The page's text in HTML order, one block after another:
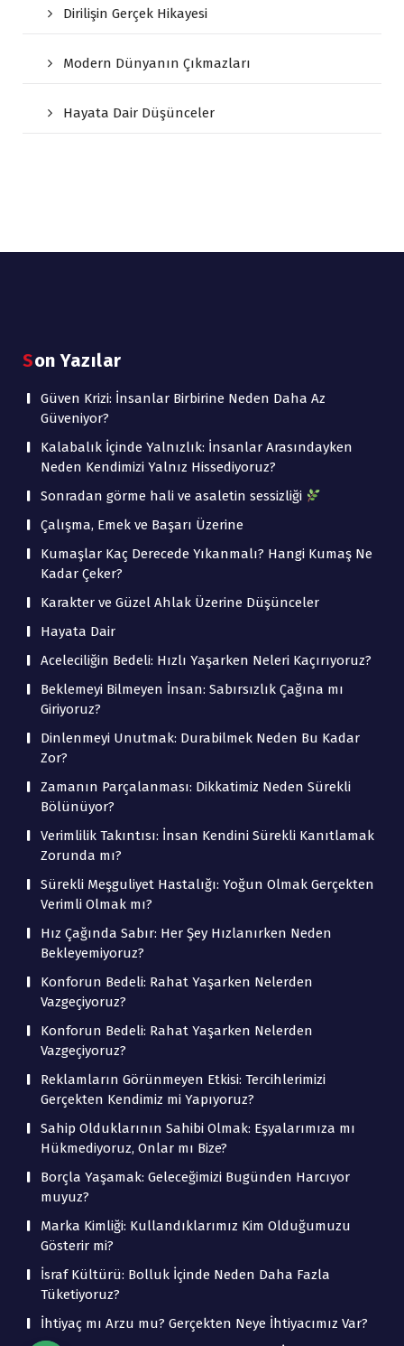
Dirilişin Gerçek Hikayesi
Modern Dünyanın Çıkmazları
Hayata Dair Düşünceler
Son Yazılar
Güven Krizi: İnsanlar Birbirine Neden Daha Az
Güveniyor?
Kalabalık İçinde Yalnızlık: İnsanlar Arasındayken
Neden Kendimizi Yalnız Hissediyoruz?
Sonradan görme hali ve asaletin sessizliği
Çalışma, Emek ve Başarı Üzerine
Kumaşlar Kaç Derecede Yıkanmalı? Hangi Kumaş Ne
Kadar Çeker?
Karakter ve Güzel Ahlak Üzerine Düşünceler
Hayata Dair
Aceleciliğin Bedeli: Hızlı Yaşarken Neleri Kaçırıyoruz?
Beklemeyi Bilmeyen İnsan: Sabırsızlık Çağına mı
Giriyoruz?
Dinlenmeyi Unutmak: Durabilmek Neden Bu Kadar
Zor?
Zamanın Parçalanması: Dikkatimiz Neden Sürekli
Bölünüyor?
Verimlilik Takıntısı: İnsan Kendini Sürekli Kanıtlamak
Zorunda mı?
Sürekli Meşguliyet Hastalığı: Yoğun Olmak Gerçekten
Verimli Olmak mı?
Hız Çağında Sabır: Her Şey Hızlanırken Neden
Bekleyemiyoruz?
Konforun Bedeli: Rahat Yaşarken Nelerden
Vazgeçiyoruz?
Konforun Bedeli: Rahat Yaşarken Nelerden
Vazgeçiyoruz?
Reklamların Görünmeyen Etkisi: Tercihlerimizi
Gerçekten Kendimiz mi Yapıyoruz?
Sahip Olduklarının Sahibi Olmak: Eşyalarımıza mı
Hükmediyoruz, Onlar mı Bize?
Borçla Yaşamak: Geleceğimizi Bugünden Harcıyor
muyuz?
Marka Kimliği: Kullandıklarımız Kim Olduğumuzu
Gösterir mi?
İsraf Kültürü: Bolluk İçinde Neden Daha Fazla
Tüketiyoruz?
İhtiyaç mı Arzu mu? Gerçekten Neye İhtiyacımız Var?